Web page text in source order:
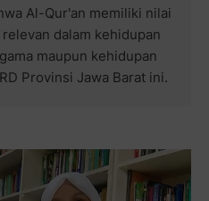
Al-Qur'an memiliki nilai
dalam kehidupan
maupun kehidupan
Provinsi Jawa Barat ini.